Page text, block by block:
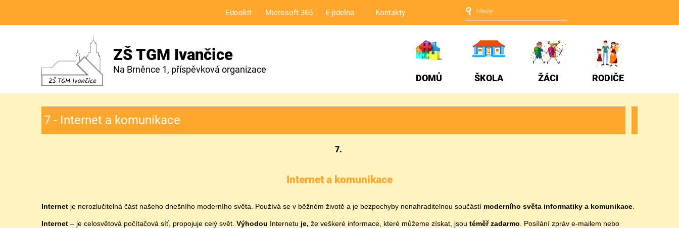
Edookit Microsoft 365 E-jídelna Kontakty
ZŠ TGM Ivančice
Na Brněnce 1, příspěvková organizace
DOMŮ
ŠKOLA ŽÁCI RODIČE
7 - Internet a komunikace
7.
Internet a komunikace
Internet je nerozlučitelná část našeho dnešního moderního světa. Používá se v běžném životě a je bezpochyby nenahraditelnou součástí moderního světa informatiky a komunikace
Internet – je celosvětová počítačová síť, propojuje celý svět. Výhodou Internetu je, že veškeré informace, které můžeme získat, jsou téměř zadarmo . Posílání zpráv e-mailem nebo